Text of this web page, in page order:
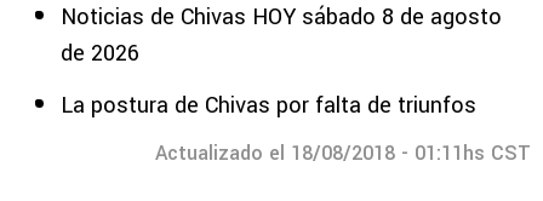
Noticias de Chivas HOY sábado 8 de agosto
de 2026
La postura de Chivas por falta de triunfos
Actualizado el 18/08/2018 - 01:11hs CST